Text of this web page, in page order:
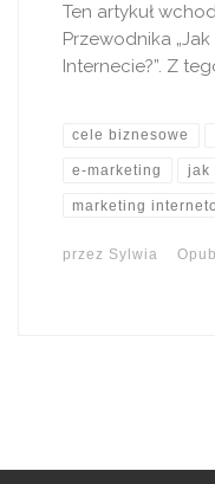
Ten artykuł
Przewodnika
Internecie?”. Z
cele biznesowe
e-marketing jak
marketing
przez Sylwia